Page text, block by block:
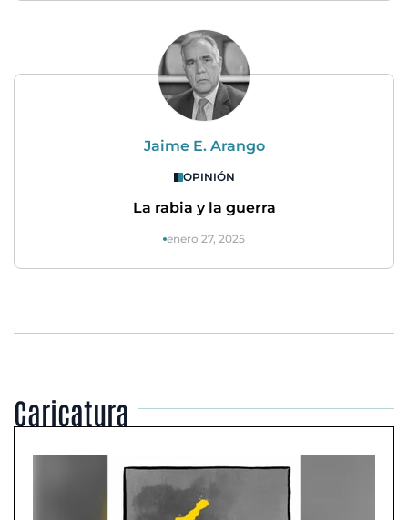
Jaime E. Arango
OPINIÓN
La rabia y la guerra
enero 27, 2025
Caricatura